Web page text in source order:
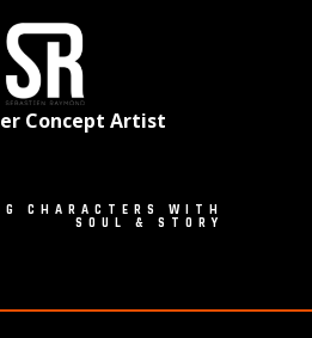
Concept Artist
CHARACTERS WITH
SOUL & STORY